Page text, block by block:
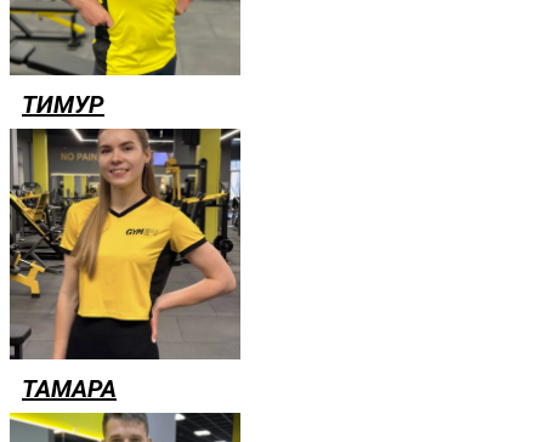
ТИМУР
ТАМАРА